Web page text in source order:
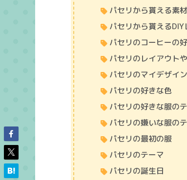
パセリから貰える素
パセリから貰えるDIY
パセリのコーヒーの
パセリのレイアウト
パセリのマイデザイン
パセリの好きな色
パセリの好きな服の
パセリの嫌いな服の
パセリの最初の服
パセリのテーマ
パセリの誕生日